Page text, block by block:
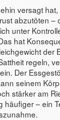
versagt
abzutöten –
unter
hat
der
regeln,
Der
seinem
stärker am
häufiger – ein